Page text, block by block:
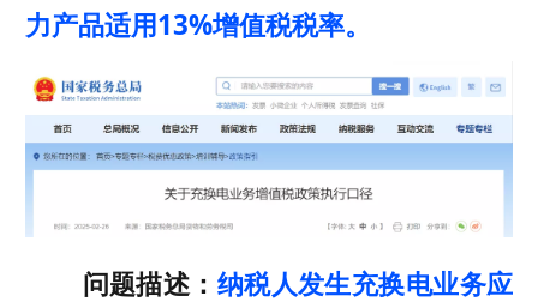
力产品适用13%增值税税率。
问题描述： 纳税人发生充换电业务应